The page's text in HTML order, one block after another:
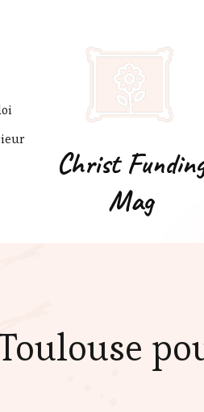
Christ
Mag